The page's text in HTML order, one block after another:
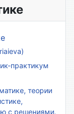
практикум
теории
с решениями.